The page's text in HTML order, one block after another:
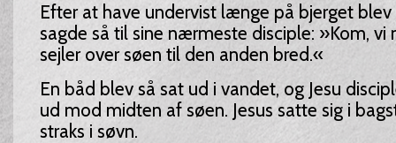
Efter at have undervist længe på bjerget
sagde så til sine nærmeste disciple: »Kom, vi
sejler over søen til den anden bred.«
En båd blev så sat ud i vandet, og Jesu
ud mod midten af søen. Jesus satte sig i
straks i søvn.